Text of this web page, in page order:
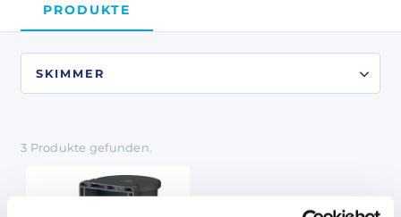
PRODUKTE
3 Produkte gefunden.